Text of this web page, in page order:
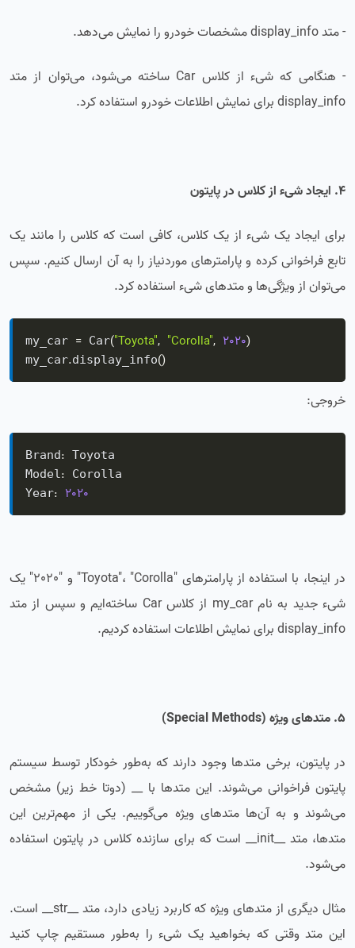
- متد display_info مشخصات خودرو را نمایش می‌دهد.
- هنگامی که شیء از کلاس Car ساخته می‌شود، می‌توان از متد
display_info برای نمایش اطلاعات خودرو استفاده کرد.
4. ایجاد شیء از کلاس در پایتون
برای ایجاد یک شیء از یک کلاس، کافی است که کلاس را مانند یک
تابع فراخوانی کرده و پارامترهای موردنیاز را به آن ارسال کنیم. سپس
می‌توان از ویژگی‌ها و متدهای شیء استفاده کرد.
my_car = Car("Toyota", "Corolla", 2020)
my_car.display_info()
خروجی:
Brand: Toyota
Model: Corolla
Year: 2020
در اینجا، با استفاده از پارامترهای "Toyota"، "Corolla" و "2020" یک
شیء جدید به نام my_car از کلاس Car ساخته‌ایم و سپس از متد
display_info برای نمایش اطلاعات استفاده کردیم.
5. متدهای ویژه (Special Methods)
در پایتون، برخی متدها وجود دارند که به‌طور خودکار توسط سیستم
پایتون فراخوانی می‌شوند. این متدها با __ (دوتا خط زیر) مشخص
می‌شوند و به آن‌ها متدهای ویژه می‌گوییم. یکی از مهم‌ترین این
متدها، متد __init__ است که برای سازنده کلاس در پایتون استفاده
می‌شود.
مثال دیگری از متدهای ویژه که کاربرد زیادی دارد، متد __str__ است.
این متد وقتی که بخواهید یک شیء را به‌طور مستقیم چاپ کنید